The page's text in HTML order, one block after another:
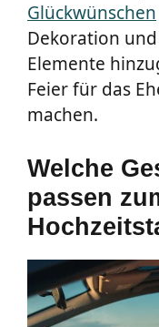
Glückwünschen
Dekoration
Elemente
Feier für das
machen.
Welche
passen